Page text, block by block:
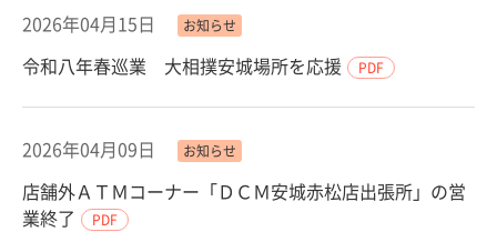
2026年04月15日 お知らせ
令和八年春巡業 大相撲安城場所を応援 PDF
2026年04月09日 お知らせ
店舗外ＡＴＭコーナー「ＤＣＭ安城赤松店出張所」の営
業終了
PDF